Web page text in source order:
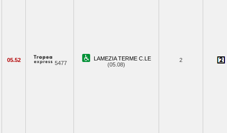
05.52 5477
LAMEZIA TERME C.LE
(05.08)
2